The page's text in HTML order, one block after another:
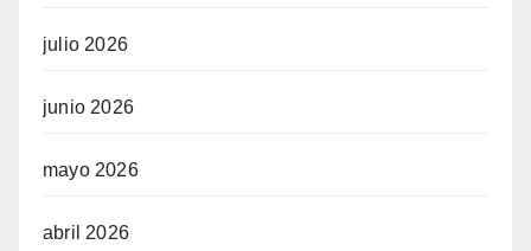
julio 2026
junio 2026
mayo 2026
abril 2026